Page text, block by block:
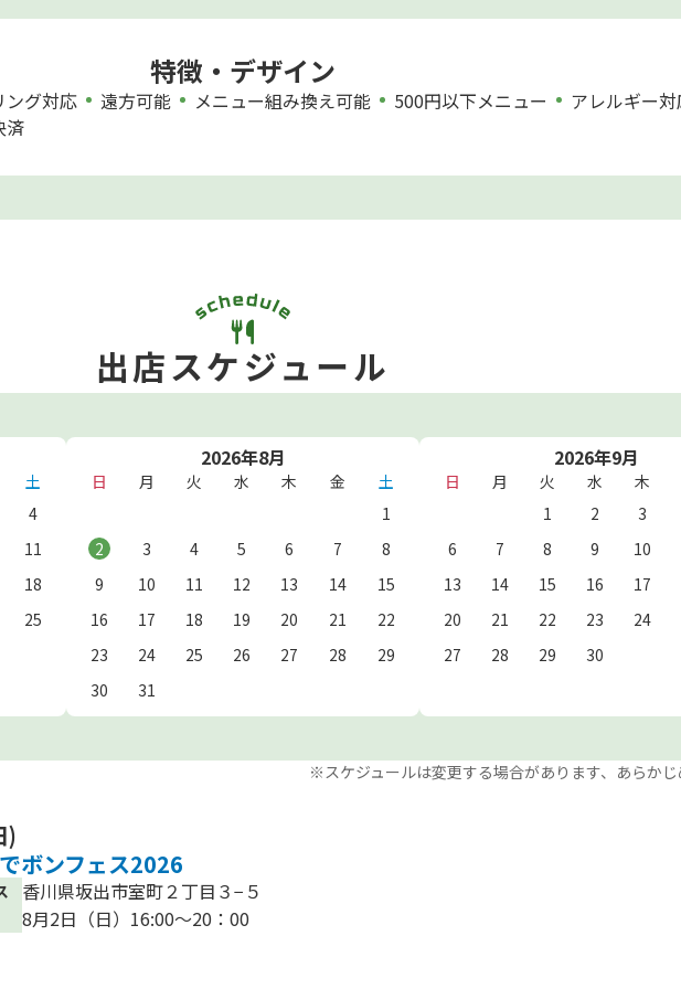
特徴・デザイン
ング対応 遠方可能 メニュー組み換え可能 500円以下メニュー
アレルギー
済
出店スケジュール
土
4
11
18
25
2026年8月
日 月 火 水 木 金
土
1
2
3 4 5 6 7
8
9
10 11 12 13 14
15
16
17 18 19 20 21
22
23
24 25 26 27 28
29
30
31
2026年9月
日 月 火 水 木
1
2 3
6
7 8 9 10
13
14 15 16 17
20
21 22 23 24
27
28 29 30
※スケジュールは変更する場合があります、あらかじ
)
ボンフェス2026
香川県坂出市室町２丁目３−５
8月2日（日）16:00～20：00